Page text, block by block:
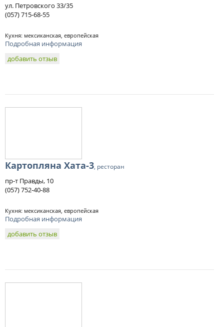
ул. Петровского 33/35
(057) 715-68-55
Кухня: мексиканская, европейская
Подробная информация
добавить отзыв
Картопляна Хата-3, ресторан
пр-т Правды, 10
(057) 752-40-88
Кухня: мексиканская, европейская
Подробная информация
добавить отзыв